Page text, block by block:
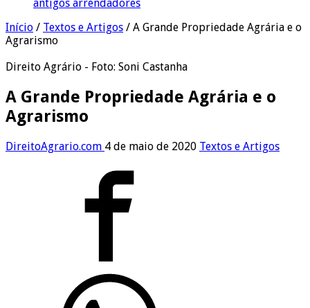
antigos arrendadores
Início / Textos e Artigos / A Grande Propriedade Agrária e o
Agrarismo
Direito Agrário - Foto: Soni Castanha
A Grande Propriedade Agrária e o
Agrarismo
DireitoAgrario.com 4 de maio de 2020 Textos e Artigos